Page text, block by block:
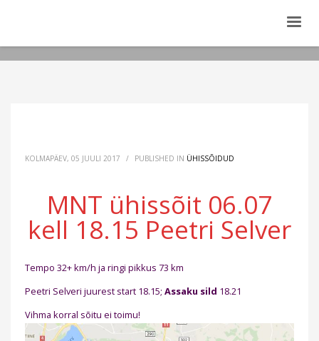
KOLMAPÄEV, 05 JUULI 2017 / PUBLISHED IN ÜHISSÕIDUD
MNT ühissõit 06.07
kell 18.15 Peetri Selver
Tempo 32+ km/h ja ringi pikkus 73 km
Peetri Selveri juurest start 18.15; Assaku sild 18.21
Vihma korral sõitu ei toimu!